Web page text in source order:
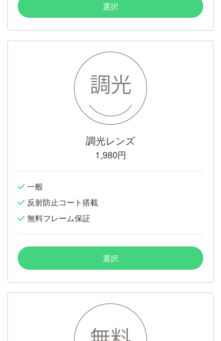
選択
調光レンズ
1,980円
一般
反射防止コート搭載
無料フレーム保証
選択